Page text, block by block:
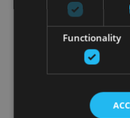
16.24€
Functionality